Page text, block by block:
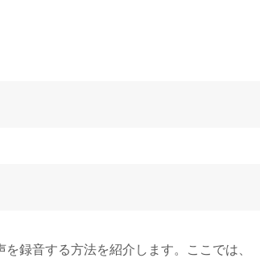
録音する方法を紹介します。ここでは、